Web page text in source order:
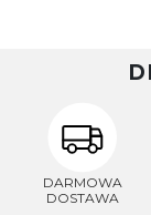
DARMOWA
DOSTAWA